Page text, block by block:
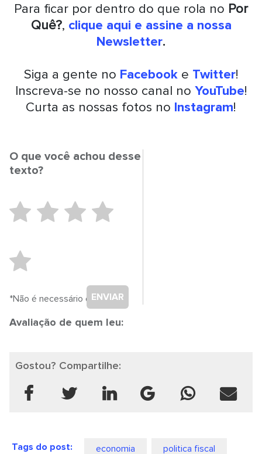
Para ficar por dentro do que rola no Por
Quê?, clique aqui e assine a nossa
Newsletter.
Siga a gente no Facebooke Twitter!
Inscreva-se no nosso canal no YouTube!
Curta as nossas fotos no Instagram!
O que você achou desse
texto?
ENVIAR
*Não é necessário cadastro.
Avaliação de quem leu:
Gostou? Compartilhe:
Tags do post: economia politica fiscal